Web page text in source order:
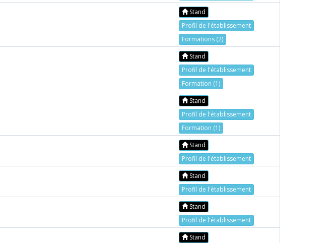
Stand
Profil de l'établissement
Formations (2)
Stand
Profil de l'établissement
Formation (1)
Stand
Profil de l'établissement
Formation (1)
Stand
Profil de l'établissement
Stand
Profil de l'établissement
Stand
Profil de l'établissement
Stand